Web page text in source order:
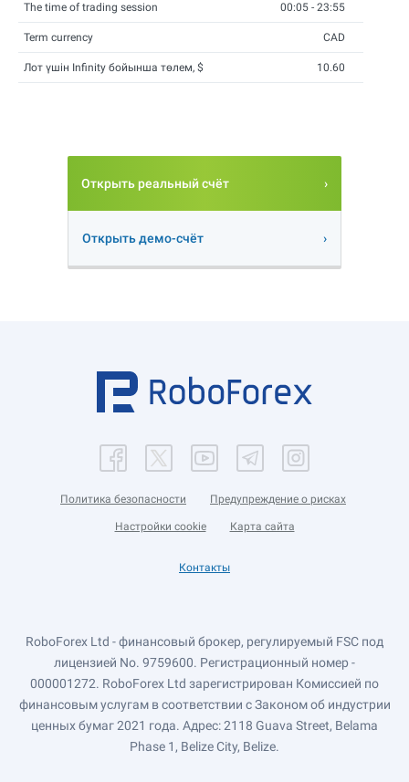
The time of trading session 00:05 - 23:55
Term currency CAD
Лот үшін Infinity бойынша төлем, $ 10.60
Открыть реальный счёт
Открыть демо-счёт
Политика безопасности Предупреждение о рисках
Настройки cookie Карта сайта
Контакты
RoboForex Ltd - финансовый брокер, регулируемый FSC под
лицензией No. 9759600. Регистрационный номер -
000001272. RoboForex Ltd зарегистрирован Комиссией по
финансовым услугам в соответствии с Законом об индустрии
ценных бумаг 2021 года. Адрес: 2118 Guava Street, Belama
Phase 1, Belize City, Belize.